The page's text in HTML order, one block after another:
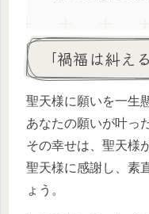
「禍福は糾え
聖天様に願いを一生
あなたの願いが叶っ
その幸せは、聖天様
聖天様に感謝し、素
ょう。